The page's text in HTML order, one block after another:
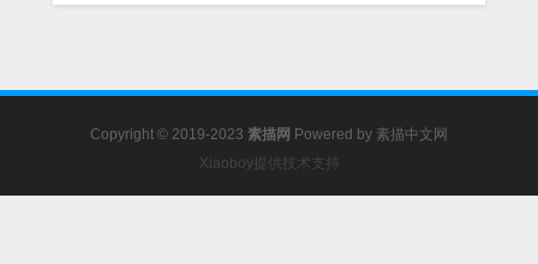
Copyright © 2019-2023 素描网 Powered by 素描中文网
Xiaoboy提供技术支持